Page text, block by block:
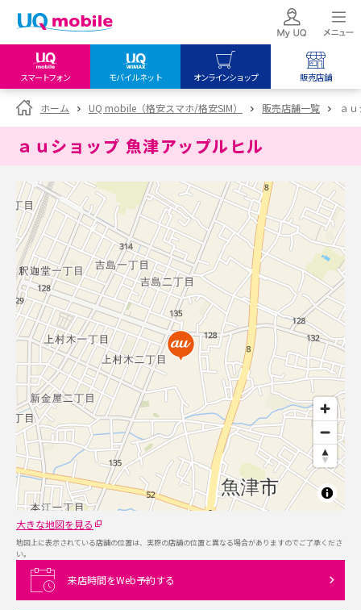
スマートフォン モバイルネット オンラインショップ 販売店舗
my UQ WiMAX
UQ WiMAX ご契約の方
My UQ mobile
UQ mobile
データチャージサイト
UQ mobile
オンラインショップ
UQ WiMAX
UQ mobile
販売店舗
UQ WiMAX
ホーム UQ mobile（格安スマホ/格安SIM） 販売店舗一覧 ａ
ａｕショップ 魚津アップルヒル
大きな地図を見る
地図上に表示されている店舗の位置は、実際の店舗の位置と異なる場合がありますのでご了承くださ
い。
来店時間をWeb予約する